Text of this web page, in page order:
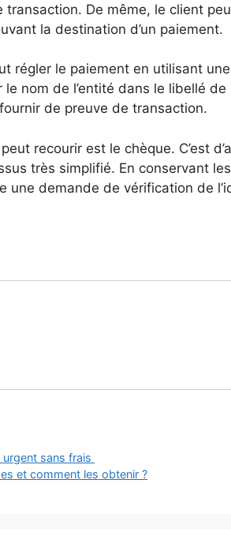
transaction. De même, le client
la destination d’un paiement.
régler le paiement en utilisant
nom de l’entité dans le libellé de
de preuve de transaction.
recourir est le chèque. C’est
très simplifié. En conservant
une demande de vérification de
sans frais
et comment les obtenir ?